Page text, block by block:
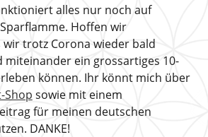
alles nur noch auf
Hoffen wir
wir trotz Corona wieder bald
ein grossartiges 10-
können. Ihr könnt mich über
Shop sowie mit einem
für meinen deutschen
DANKE!